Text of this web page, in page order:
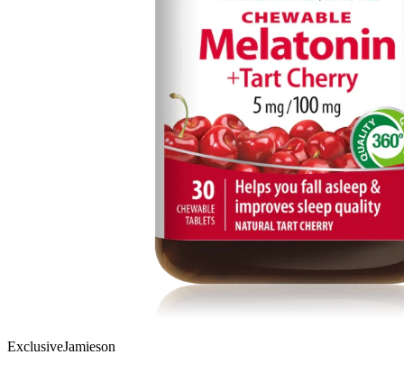
ExclusiveJamieson